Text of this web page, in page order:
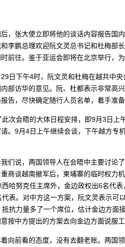
，张大使立即将他的谈话内容报告国
李鹏总理欢迎阮文灵总书记和杜梅部
前往。鉴于亚运会即将在北京举行，
日下午4时，阮文灵和杜梅在越共中
部访华的意见。阮、杜都表示非常高
告，尽快确定随行人员名单，着手准备
次会晤的大体日程安排，即9月3日
。9月4日上午继续会谈，下午越方专
们说，两国领导人在会晤中主要讨论
商谈越南撤军后，柬埔寨的临时权力
哈努克任主席外，金边政权出6名代
表。对中方这一方案，阮文灵表示可
抗力量多了一个席位，估计金边方面
按中方提出的方案去向金边方面说服工
向前看的态度，没有去翻老账。两国